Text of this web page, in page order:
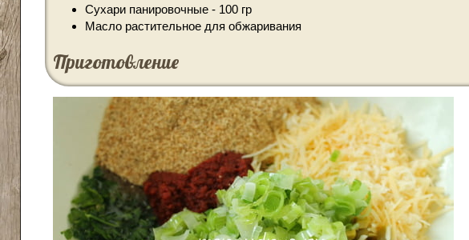
Сухари панировочные - 100 гр
Масло растительное для обжаривания
Приготовление